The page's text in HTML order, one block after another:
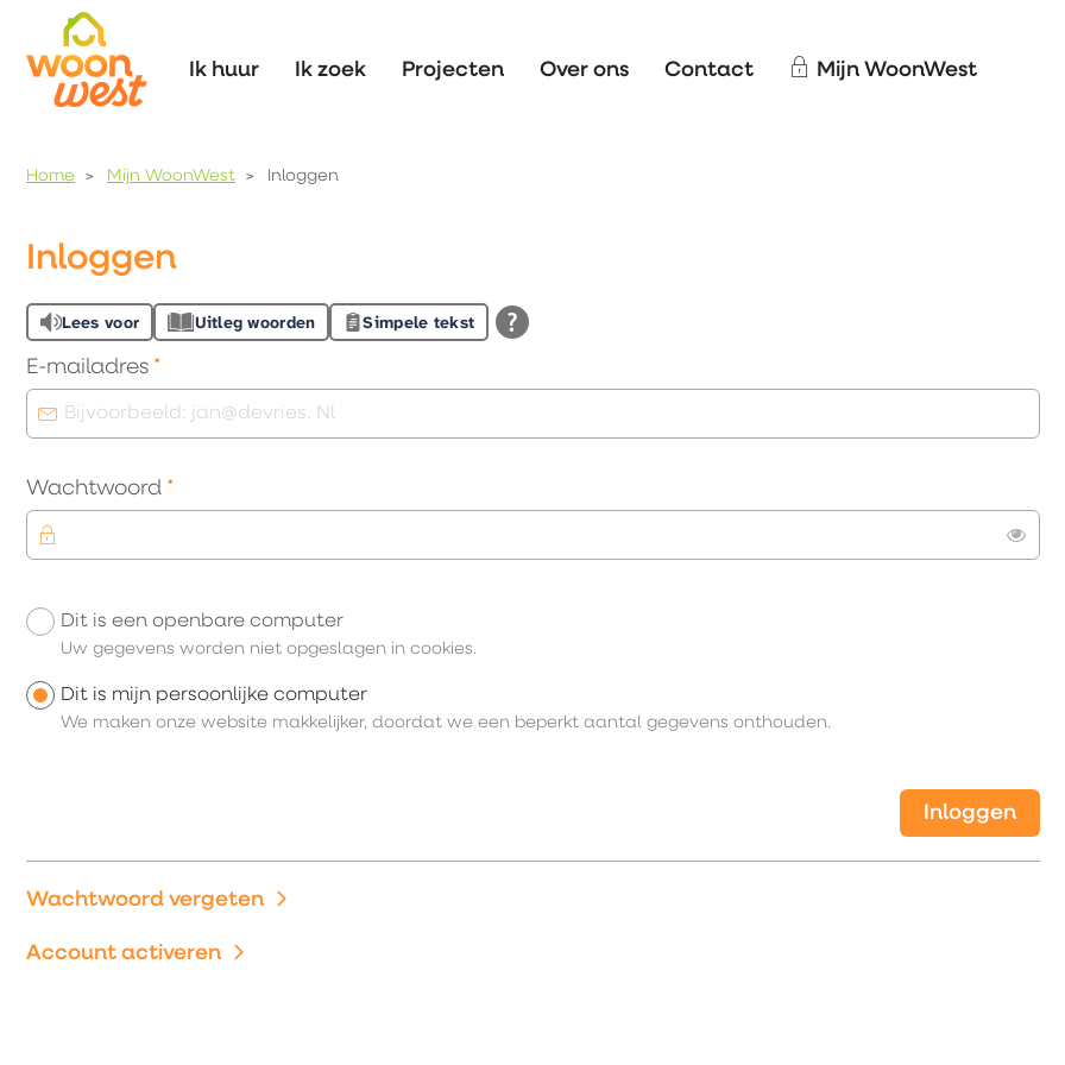
Naar hoofdinhoud
Naar hoofdnavigatiemenu
Naar zoeken
Naar de homepage
Ik huur Ik zoek Projecten Over ons Contact Mijn WoonWest
Home Mijn WoonWest Inloggen
Inloggen
Lees voor Uitleg woorden Simpele tekst
E-mailadres *
Wachtwoord *
Uw inloggegevens
Dit is een openbare computer
Uw gegevens worden niet opgeslagen in cookies.
Dit is mijn persoonlijke computer
We maken onze website makkelijker, doordat we een beperkt aantal gegevens onthouden.
Inloggen
Wachtwoord vergeten
Account activeren